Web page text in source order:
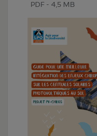
PDF - 4,5 MB